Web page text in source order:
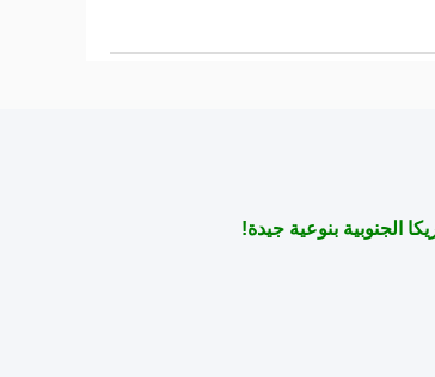
الجنوبية بنوعية جيدة!